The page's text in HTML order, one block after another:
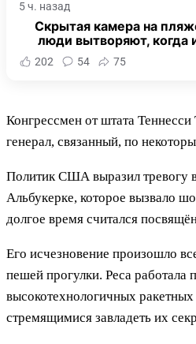
5 ч. назад
Скрытая камера на
люди вытворяют, когда
202 54 75
Конгрессмен от штата Теннесси
генерал, связанный, по
Политик США выразил тревогу
Альбукерке, которое вызвало
долгое время считался
Его исчезновение произошло
пешей прогулки. Реса
высокотехнологичных
стремящимися завладеть их